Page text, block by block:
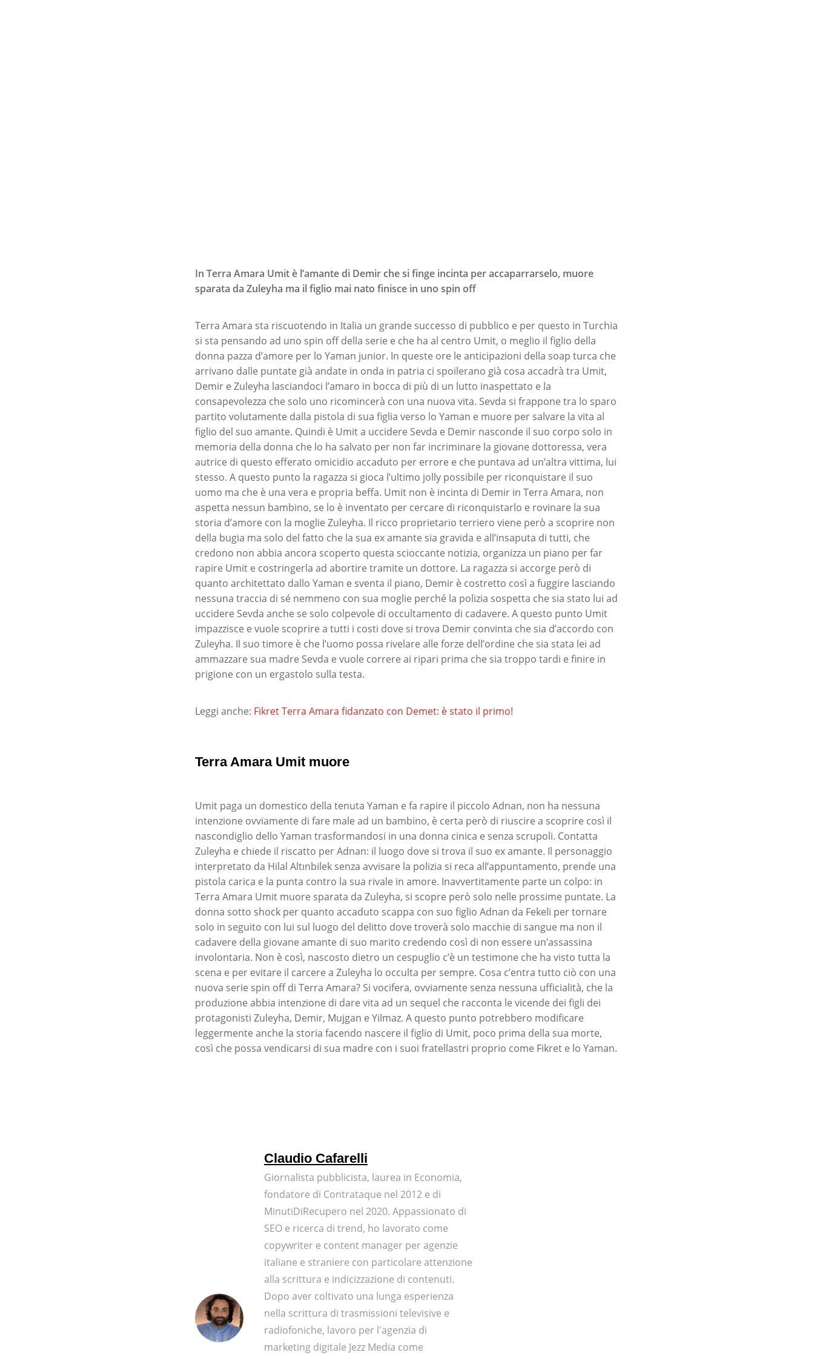
In Terra Amara Umit è l’amante di Demir che si finge incinta per accaparrarselo, muore
sparata da Zuleyha ma il figlio mai nato finisce in uno spin off
Terra Amara sta riscuotendo in Italia un grande successo di pubblico e per questo in Turchia
si sta pensando ad uno spin off della serie e che ha al centro Umit, o meglio il figlio della
donna pazza d’amore per lo Yaman junior. In queste ore le anticipazioni della soap turca che
arrivano dalle puntate già andate in onda in patria ci spoilerano già cosa accadrà tra Umit,
Demir e Zuleyha lasciandoci l’amaro in bocca di più di un lutto inaspettato e la
consapevolezza che solo uno ricomincerà con una nuova vita. Sevda si frappone tra lo sparo
partito volutamente dalla pistola di sua figlia verso lo Yaman e muore per salvare la vita al
figlio del suo amante. Quindi è Umit a uccidere Sevda e Demir nasconde il suo corpo solo in
memoria della donna che lo ha salvato per non far incriminare la giovane dottoressa, vera
autrice di questo efferato omicidio accaduto per errore e che puntava ad un’altra vittima, lui
stesso. A questo punto la ragazza si gioca l’ultimo jolly possibile per riconquistare il suo
uomo ma che è una vera e propria beffa. Umit non è incinta di Demir in Terra Amara, non
aspetta nessun bambino, se lo è inventato per cercare di riconquistarlo e rovinare la sua
storia d’amore con la moglie Zuleyha. Il ricco proprietario terriero viene però a scoprire non
della bugia ma solo del fatto che la sua ex amante sia gravida e all’insaputa di tutti, che
credono non abbia ancora scoperto questa scioccante notizia, organizza un piano per far
rapire Umit e costringerla ad abortire tramite un dottore. La ragazza si accorge però di
quanto architettato dallo Yaman e sventa il piano, Demir è costretto così a fuggire lasciando
nessuna traccia di sé nemmeno con sua moglie perché la polizia sospetta che sia stato lui ad
uccidere Sevda anche se solo colpevole di occultamento di cadavere. A questo punto Umit
impazzisce e vuole scoprire a tutti i costi dove si trova Demir convinta che sia d’accordo con
Zuleyha. Il suo timore è che l’uomo possa rivelare alle forze dell’ordine che sia stata lei ad
ammazzare sua madre Sevda e vuole correre ai ripari prima che sia troppo tardi e finire in
prigione con un ergastolo sulla testa.
Leggi anche: Fikret Terra Amara fidanzato con Demet: è stato il primo!
Terra Amara Umit muore
Umit paga un domestico della tenuta Yaman e fa rapire il piccolo Adnan, non ha nessuna
intenzione ovviamente di fare male ad un bambino, è certa però di riuscire a scoprire così il
nascondiglio dello Yaman trasformandosi in una donna cinica e senza scrupoli. Contatta
Zuleyha e chiede il riscatto per Adnan: il luogo dove si trova il suo ex amante. Il personaggio
interpretato da Hilal Altınbilek senza avvisare la polizia si reca all’appuntamento, prende una
pistola carica e la punta contro la sua rivale in amore. Inavvertitamente parte un colpo: in
Terra Amara Umit muore sparata da Zuleyha, si scopre però solo nelle prossime puntate. La
donna sotto shock per quanto accaduto scappa con suo figlio Adnan da Fekeli per tornare
solo in seguito con lui sul luogo del delitto dove troverà solo macchie di sangue ma non il
cadavere della giovane amante di suo marito credendo così di non essere un’assassina
involontaria. Non è così, nascosto dietro un cespuglio c’è un testimone che ha visto tutta la
scena e per evitare il carcere a Zuleyha lo occulta per sempre. Cosa c’entra tutto ciò con una
nuova serie spin off di Terra Amara? Si vocifera, ovviamente senza nessuna ufficialità, che la
produzione abbia intenzione di dare vita ad un sequel che racconta le vicende dei figli dei
protagonisti Zuleyha, Demir, Mujgan e Yilmaz. A questo punto potrebbero modificare
leggermente anche la storia facendo nascere il figlio di Umit, poco prima della sua morte,
così che possa vendicarsi di sua madre con i suoi fratellastri proprio come Fikret e lo Yaman.
Claudio Cafarelli
Giornalista pubblicista, laurea in Economia,
fondatore di Contrataque nel 2012 e di
MinutiDiRecupero nel 2020. Appassionato di
SEO e ricerca di trend, ho lavorato come
copywriter e content manager per agenzie
italiane e straniere con particolare attenzione
alla scrittura e indicizzazione di contenuti.
Dopo aver coltivato una lunga esperienza
nella scrittura di trasmissioni televisive e
radiofoniche, lavoro per l'agenzia di
marketing digitale Jezz Media come